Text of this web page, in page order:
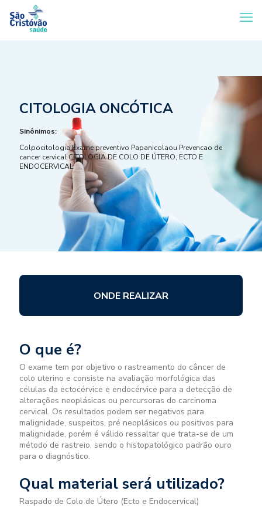
CITOLOGIA ONCÓTICA
Sinônimos:
Colpocitologia Exame preventivo Papanicolaou Prevencao de
cancer cervical CITOLOGIA DE COLO DE ÚTERO, ECTO E
ENDOCERVICAL
ONDE REALIZAR
O que é?
O exame tem por objetivo o rastreamento do câncer de
colo uterino e consiste na avaliação morfológica das
células da ectocérvice e endocérvice para a detecção de
alterações neoplásicas ou percursoras do carcinoma
cervical. Os resultados podem ser negativos para
malignidade, suspeitos, pré neoplásicos ou positivos para
malignidade, porém é válido ressaltar que trata-se de um
método de rastreio, sendo o histopatológico padrão ouro
para o diagnóstico.
Qual material será utilizado?
Raspado de Colo de Útero (Ecto e Endocervical)